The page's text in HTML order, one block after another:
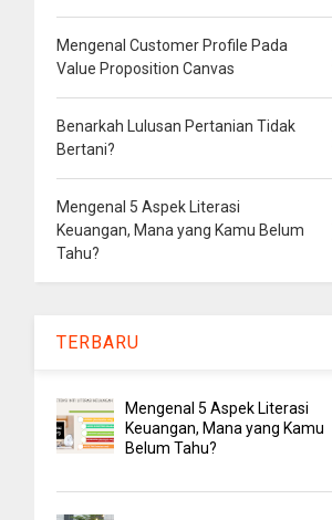
Mengenal Customer Profile Pada
Value Proposition Canvas
Benarkah Lulusan Pertanian Tidak
Bertani?
Mengenal 5 Aspek Literasi
Keuangan, Mana yang Kamu Belum
Tahu?
TERBARU
Mengenal 5 Aspek Literasi
Keuangan, Mana yang Kamu
Belum Tahu?